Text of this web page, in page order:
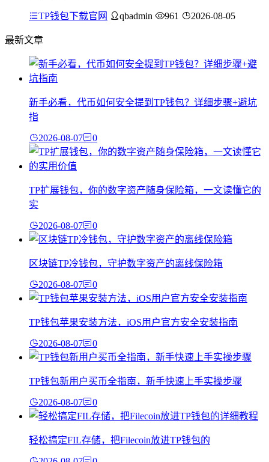
TP钱包下载官网 qbadmin 961 2026-08-05
最新文章
新手必看，代币如何安全提到TP钱包？详细步骤+避坑
指
2026-08-07 0
TP扩展钱包，你的数字资产随身保险箱，一文读懂它的
实
2026-08-07 0
区块链TP冷钱包，守护数字资产的离线保险箱
2026-08-07 0
TP钱包苹果安装方法，iOS用户官方安全安装指南
2026-08-07 0
TP钱包新用户买币全指南，新手快速上手实操步骤
2026-08-07 0
轻松搞定FIL存储，把Filecoin放进TP钱包的